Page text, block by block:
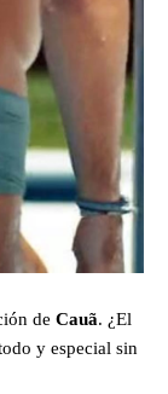
de Cauã. ¿El
y especial sin